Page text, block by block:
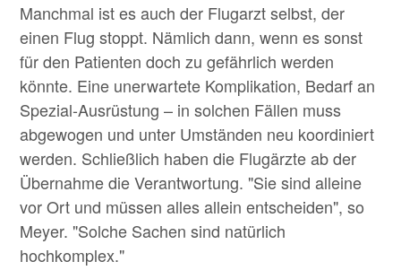
Manchmal ist es auch der Flugarzt selbst, der
einen Flug stoppt. Nämlich dann, wenn es sonst
für den Patienten doch zu gefährlich werden
könnte. Eine unerwartete Komplikation, Bedarf an
Spezial-Ausrüstung – in solchen Fällen muss
abgewogen und unter Umständen neu koordiniert
werden. Schließlich haben die Flugärzte ab der
Übernahme die Verantwortung. "Sie sind alleine
vor Ort und müssen alles allein entscheiden", so
Meyer. "Solche Sachen sind natürlich
hochkomplex."